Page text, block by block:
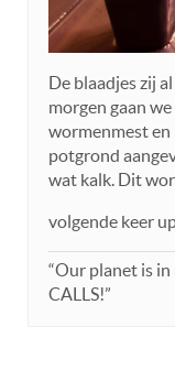
De blaadjes zij
morgen gaan
wormenmest
potgrond
wat kalk. Dit
volgende keer
“Our planet is
CALLS!”